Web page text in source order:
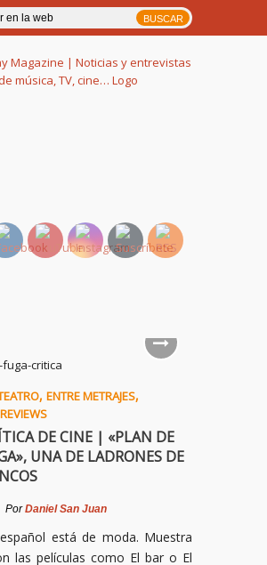
, ENTRE METRAJES,
REVIEWS
DE CINE | «PLAN DE
UNA DE LADRONES DE
PorDaniel San Juan
está de moda. Muestra
las películas como El bar o El